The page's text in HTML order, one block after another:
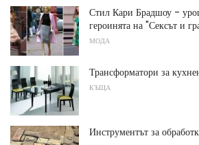
Стил Кари Брадшоу -
героинята на "Сексът и
МОДА
Трансформатори за
КЪЩА
Инструментът за